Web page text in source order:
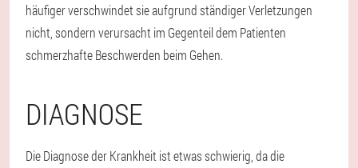
häufiger verschwindet sie aufgrund ständiger Verletzungen
nicht, sondern verursacht im Gegenteil dem Patienten
schmerzhafte Beschwerden beim Gehen.
DIAGNOSE
Die Diagnose der Krankheit ist etwas schwierig, da die